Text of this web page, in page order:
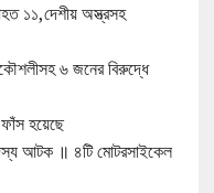
১১,দেশীয় অস্ত্রসহ
৬ জনের বিরুদ্ধে
হয়েছে
আটক ॥ ৪টি মোটরসাইকেল